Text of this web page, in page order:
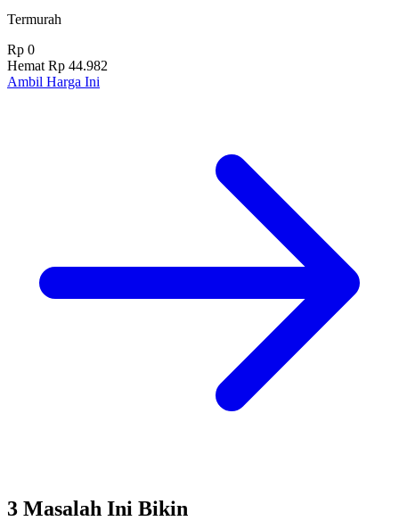
Termurah
Rp 0
Hemat Rp 44.982
Ambil Harga Ini
3 Masalah Ini Bikin